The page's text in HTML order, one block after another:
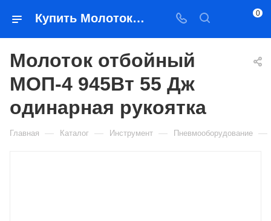
Купить Молоток отбойный МОП-4 945Вт 55 Дж одинарная рукоятка в Якутске — цена, характеристики, подбор | Востоктехторг 0
Молоток отбойный
МОП-4 945Вт 55 Дж
одинарная рукоятка
Главная — Каталог — Инструмент — Пневмооборудование —